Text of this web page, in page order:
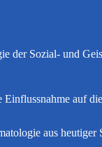
der Sozial- und
auf
aus heutiger